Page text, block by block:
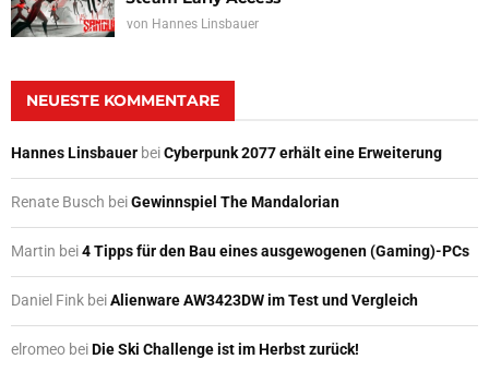
von Hannes Linsbauer
NEUESTE KOMMENTARE
Hannes Linsbauer beiCyberpunk 2077 erhält eine Erweiterung
Renate Busch beiGewinnspiel The Mandalorian
Martin bei4 Tipps für den Bau eines ausgewogenen (Gaming)-PCs
Daniel Fink beiAlienware AW3423DW im Test und Vergleich
elromeo beiDie Ski Challenge ist im Herbst zurück!